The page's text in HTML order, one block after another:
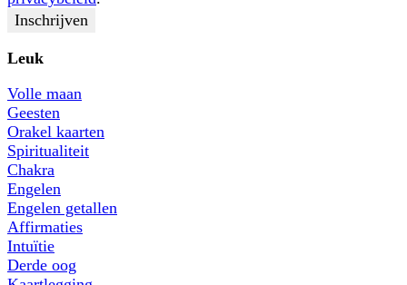
Leuk
Volle maan
Geesten
Orakel kaarten
Spiritualiteit
Chakra
Engelen
Engelen getallen
Affirmaties
Intuïtie
Derde oog